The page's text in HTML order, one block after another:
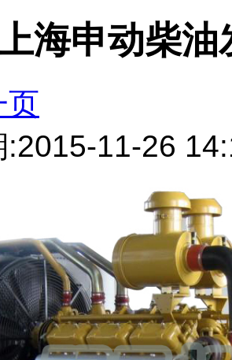
海申动柴油
页
:2015-11-26